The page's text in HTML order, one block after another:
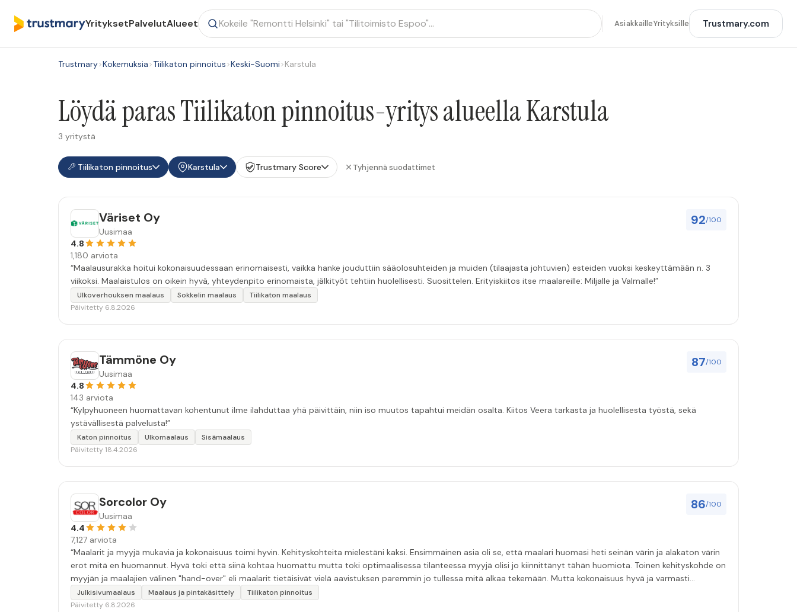
YrityksetPalvelutAlueet AsiakkailleYrityksille Trustmary.com
Trustmary>Kokemuksia>Tiilikaton pinnoitus>Keski-Suomi>Karstula
Löydä paras Tiilikaton pinnoitus-yritys alueella Karstula
3 yritystä
Tiilikaton pinnoitus Karstula Trustmary Score Tyhjennä suodattimet
92/100
Väriset Oy
Uusimaa
4.8
1,180 arviota
“Maalausurakka hoitui kokonaisuudessaan erinomaisesti, vaikka hanke jouduttiin sääolosuhteiden ja muiden (tilaajasta johtuvien) esteiden vuoksi keskeyttämään n. 3
viikoksi. Maalaistulos on oikein hyvä, yhteydenpito erinomaista, jälkityöt tehtiin huolellisesti. Suosittelen. Erityiskiitos itse maalareille: Miljalle ja Valmalle!”
Ulkoverhouksen maalaus Sokkelin maalaus
Tiilikaton maalaus
Päivitetty 6.8.2026
87/100
Tämmöne Oy
Uusimaa
4.8
143 arviota
“Kylpyhuoneen huomattavan kohentunut ilme ilahduttaa yhä päivittäin, niin iso muutos tapahtui meidän osalta. Kiitos Veera tarkasta ja huolellisesta työstä, sekä
ystävällisestä palvelusta!”
Katon pinnoitus Ulkomaalaus
Sisämaalaus
Päivitetty 18.4.2026
86/100
Sorcolor Oy
Uusimaa
4.4
7,127 arviota
“Maalarit ja myyjä mukavia ja kokonaisuus toimi hyvin. Kehityskohteita mielestäni kaksi. Ensimmäinen asia oli se, että maalari huomasi heti seinän värin ja alakaton värin
erot mitä en huomannut. Hyvä toki että siinä kohtaa huomattu mutta toki optimaalisessa tilanteessa myyjä olisi jo kiinnittänyt tähän huomiota. Toinen kehityskohde on
myyjän ja maalajien välinen "hand-over" eli maalarit tietäisivät vielä aavistuksen paremmin jo tullessa mitä alkaa tekemään. Mutta kokonaisuus hyvä ja varmasti
tulevaisuudessakin mahdollisuus että palveluita käytän”
Julkisivumaalaus Maalaus ja pintakäsittely
Tiilikaton pinnoitus
Päivitetty 6.8.2026